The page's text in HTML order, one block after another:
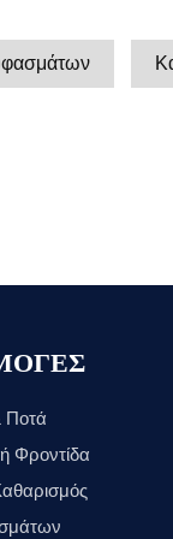
Ποτά
Φροντίδα